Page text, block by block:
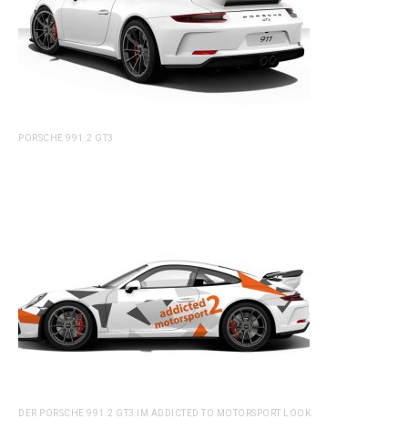
PORSCHE 991.2 GT3
DER PORSCHE 991.2 GT3 IM ADDICTED TO MOTORSPORT LOOK